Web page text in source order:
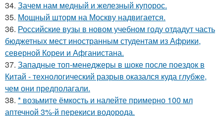
34. Зачем нам медный и железный купорос.
35. Мощный шторм на Москву надвигается.
36. Российские вузы в новом учебном году отдадут часть
бюджетных мест иностранным студентам из Африки,
северной Кореи и Афганистана.
37. Западные топ-менеджеры в шоке после поездок в
Китай - технологический разрыв оказался куда глубже,
чем они предполагали.
38. * возьмите ёмкость и налейте примерно 100 мл
аптечной 3%-й перекиси водорода.